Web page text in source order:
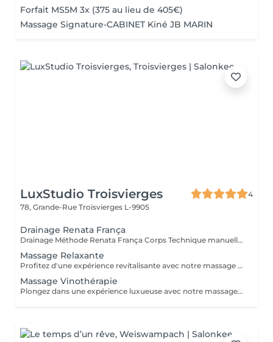
Forfait MS5M 3x (375 au lieu de 405€)
Massage Signature-CABINET Kiné JB MARIN
LuxStudio Troisvierges
4
78, Grande-Rue Troisvierges L-9905
Drainage Renata França
Drainage Méthode Renata França Corps Technique manuelle brésilienne reconnue pour ses résultats immédiats. Grâce à des manuvres fermes et rythmées, ce soin stimule le système lymphatique, aide à éliminer les toxines et réduit la rétention d'eau. Bienfaits : Jambes légères dès la première séance Réduction des gonflements Silhouette visiblement affinée Sensation de bien-être et de légèreté Idéal en cure pour des résultats durables. Miracle Touch Visage Métode Renata França Soin facial drainant et remodelant offrant un effet lifting naturel immédiat. Il décongestionne le visage, réduit les poches et redonne éclat et fraîcheur à la peau. Bienfaits : Réduction des poches et cernes Visage plus lumineux et reposé Effet liftant naturel Détente profonde Parfait avant un événement ou en cure régulière.
Massage Relaxante
Profitez d'une expérience revitalisante avec notre massage relaxant de 40, 60 ou 90 minutes. Nos esthéticiennes utiliseront des techniques douces pour soulager les tensions musculaires, procurant une sensation de tranquillité. Le temps de préparation et d'installation de la cliente est inclus dans la période choisie, garantissant que chaque minute soit consacrée à votre bien-être. Profitez de ce moment pour rajeunir corps et esprit.
Massage Vinothérapie
Plongez dans une expérience luxueuse avec notre massage Vinothérapie de 40, 60 ou 90 minutes. Nos Esthetcienne experts utiliseront des techniques spécifiques, combinant les bienfaits du raisin pour apaiser vos muscles et offrir une sensation de détente profonde. Le temps de préparation et d'installation de la cliente est inclus dans la durée sélectionnée, garantissant une expérience dédiée à votre bien-être. Laissez-vous emporter par ce moment de délice, revitalisant à la fois votre corps et votre esprit.